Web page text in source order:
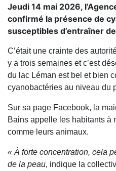
Jeudi 14 mai 2026,
confirmé la présence de
susceptibles d’entraîner
C’était une crainte des
y a trois semaines et c’est
du lac Léman est bel et bien
cyanobactéries au niveau du
Sur sa page Facebook, la
Bains appelle les habitants à
comme leurs animaux.
« À forte concentration, cela
de la peau, indique la